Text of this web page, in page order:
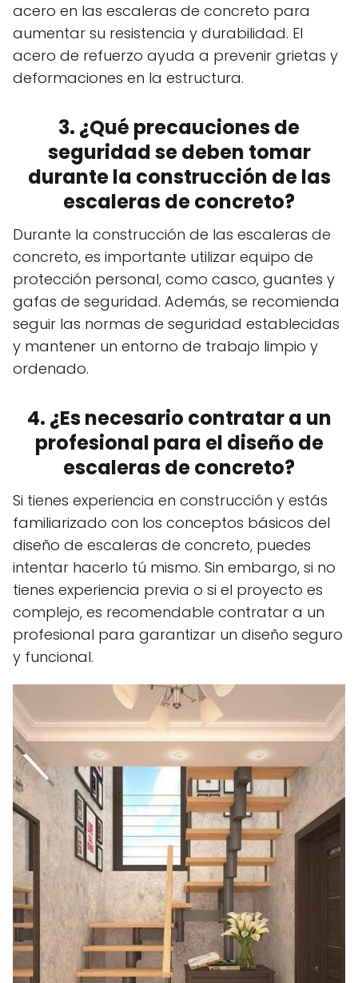
acero en las escaleras de concreto para
aumentar su resistencia y durabilidad. El
acero de refuerzo ayuda a prevenir grietas y
deformaciones en la estructura.
3. ¿Qué precauciones de
seguridad se deben tomar
durante la construcción de las
escaleras de concreto?
Durante la construcción de las escaleras de
concreto, es importante utilizar equipo de
protección personal, como casco, guantes y
gafas de seguridad. Además, se recomienda
seguir las normas de seguridad establecidas
y mantener un entorno de trabajo limpio y
ordenado.
4. ¿Es necesario contratar a un
profesional para el diseño de
escaleras de concreto?
Si tienes experiencia en construcción y estás
familiarizado con los conceptos básicos del
diseño de escaleras de concreto, puedes
intentar hacerlo tú mismo. Sin embargo, si no
tienes experiencia previa o si el proyecto es
complejo, es recomendable contratar a un
profesional para garantizar un diseño seguro
y funcional.